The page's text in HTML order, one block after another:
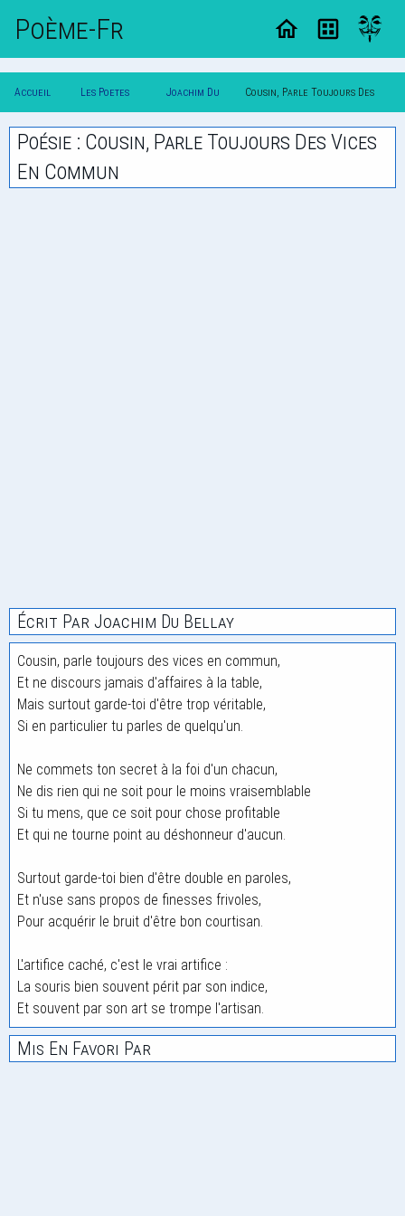
Poème-Fr
Accueil
Poesie
Les Poetes
Classique
Joachim Du
Bellay
Cousin, Parle Toujours Des
Vices En Commun
Poésie : Cousin, Parle Toujours Des Vices
En Commun
Écrit Par Joachim Du Bellay
Cousin, parle toujours des vices en commun,
Et ne discours jamais d'affaires à la table,
Mais surtout garde-toi d'être trop véritable,
Si en particulier tu parles de quelqu'un.
Ne commets ton secret à la foi d'un chacun,
Ne dis rien qui ne soit pour le moins vraisemblable
Si tu mens, que ce soit pour chose profitable
Et qui ne tourne point au déshonneur d'aucun.
Surtout garde-toi bien d'être double en paroles,
Et n'use sans propos de finesses frivoles,
Pour acquérir le bruit d'être bon courtisan.
L'artifice caché, c'est le vrai artifice :
La souris bien souvent périt par son indice,
Et souvent par son art se trompe l'artisan.
Mis En Favori Par